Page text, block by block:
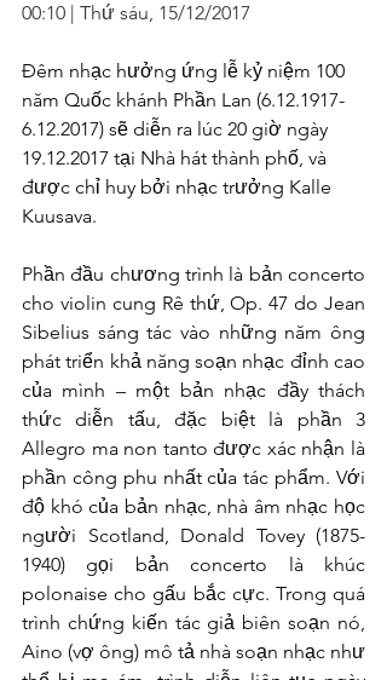
00:10 | Thứ sáu, 15/12/2017
Đêm nhạc hưởng ứng lễ kỷ niệm 100
năm Quốc khánh Phần Lan (6.12.1917-
6.12.2017) sẽ diễn ra lúc 20 giờ ngày
19.12.2017 tại Nhà hát thành phố, và
được chỉ huy bởi nhạc trưởng Kalle
Kuusava.
Phần đầu chương trình là bản concerto
cho violin cung Rê thứ, Op. 47 do Jean
Sibelius sáng tác vào những năm ông
phát triển khả năng soạn nhạc đỉnh cao
của mình – một bản nhạc đầy thách
thức diễn tấu, đặc biệt là phần 3
Allegro ma non tanto được xác nhận là
phần công phu nhất của tác phẩm. Với
độ khó của bản nhạc, nhà âm nhạc học
người Scotland, Donald Tovey (1875-
1940) gọi bản concerto là khúc
polonaise cho gấu bắc cực. Trong quá
trình chứng kiến tác giả biên soạn nó,
Aino (vợ ông) mô tả nhà soạn nhạc như